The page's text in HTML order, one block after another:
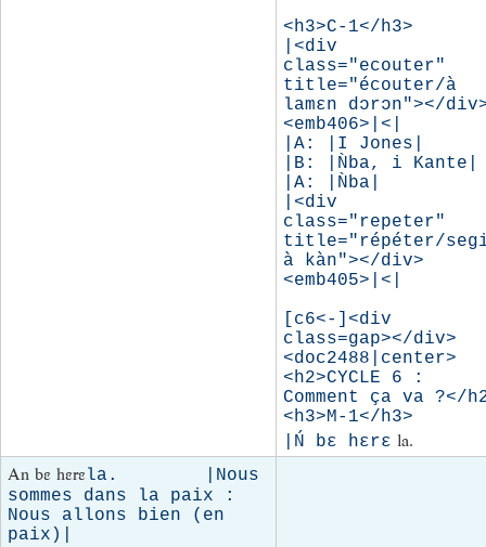
<h3>C-1</h3>
|<div
class="ecouter"
title="écouter/à
lamɛn dɔrɔn"></
<emb406>|<|
|A: |I Jones|
|B: |Ǹba, i Kante|
|A: |Ǹba|
|<div
class="repeter"
title="répéter/
à kàn"></div>
<emb405>|<|
[c6<-]<div
class=gap></div>
<doc2488|center>
<h2>CYCLE 6 :
Comment ça va ?</
<h3>M-1</h3>
|Ń bɛ hɛrɛ la.
An bɛ hɛrɛ la.        |Nous
sommes dans la paix :
Nous allons bien (en
paix)|